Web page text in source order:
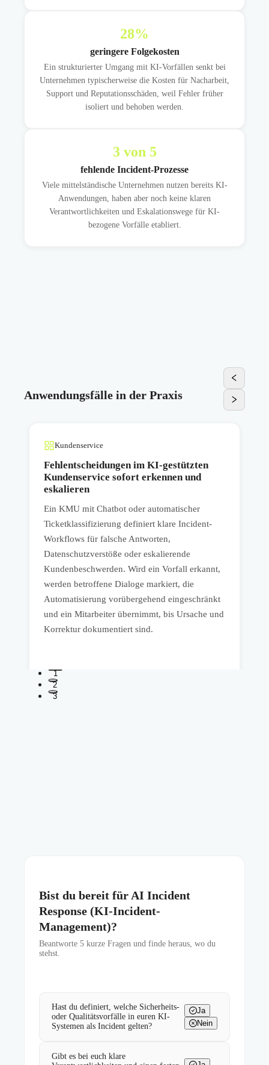
28%
geringere Folgekosten
Ein strukturierter Umgang mit KI-Vorfällen senkt bei
Unternehmen typischerweise die Kosten für Nacharbeit,
Support und Reputationsschäden, weil Fehler früher
isoliert und behoben werden.
3von 5
fehlende Incident-Prozesse
Viele mittelständische Unternehmen nutzen bereits KI-
Anwendungen, haben aber noch keine klaren
Verantwortlichkeiten und Eskalationswege für KI-
bezogene Vorfälle etabliert.
Anwendungsfälle in der Praxis
Kundenservice
Fehlentscheidungen im KI-gestützten
Kundenservice sofort erkennen und
eskalieren
Ein KMU mit Chatbot oder automatischer
Ticketklassifizierung definiert klare Incident-
Workflows für falsche Antworten,
Datenschutzverstöße oder eskalierende
Kundenbeschwerden. Wird ein Vorfall erkannt,
werden betroffene Dialoge markiert, die
Automatisierung vorübergehend eingeschränkt
und ein Mitarbeiter übernimmt, bis Ursache und
Korrektur dokumentiert sind.
1
2
3
Bist du bereit für AI Incident
Response (KI-Incident-
Management)?
Beantworte 5 kurze Fragen und finde heraus, wo du
stehst.
Hast du definiert, welche Sicherheits-
oder Qualitätsvorfälle in euren KI-
Systemen als Incident gelten?
Ja
Nein
Gibt es bei euch klare